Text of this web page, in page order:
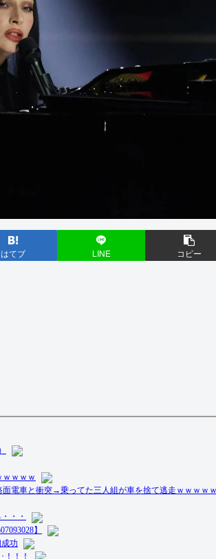
はてブ LINE コピー